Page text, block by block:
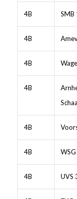
4B SMB
4B
4B
4B
4B
4B
4B UVS